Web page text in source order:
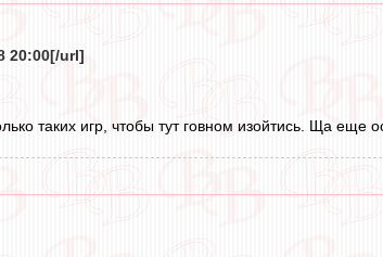
20:00[/url]
таких игр, чтобы тут говном изойтись. Ща еще